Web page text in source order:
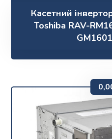
Касетний
Toshiba RAV-